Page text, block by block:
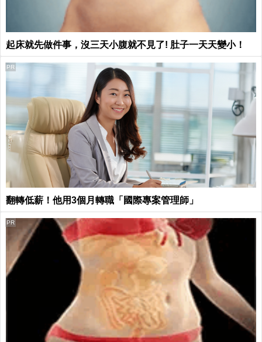
起床就先做件事，沒三天小腹就不見了! 肚子一天天變小！
翻轉低薪！他用3個月轉職「國際專案管理師」
PR
PR